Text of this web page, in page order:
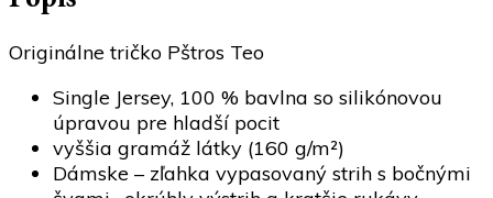
Originálne tričko Pštros Teo
Single Jersey, 100 % bavlna so silikónovou
úpravou pre hladší pocit
vyššia gramáž látky (160 g/m²)
Dámske – zľahka vypasovaný strih s bočnými